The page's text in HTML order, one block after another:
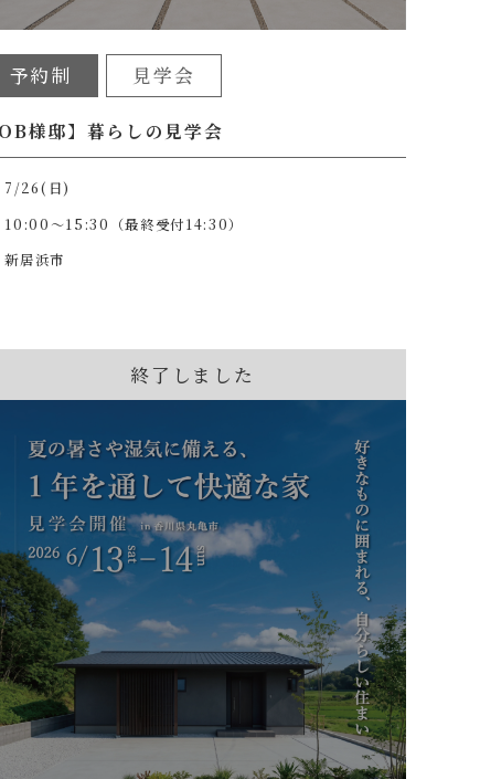
浜市坂井町
予約制 見学会
OB様邸】暮らしの見学会
7/26(日)
10:00～15:30（最終受付14:30）
新居浜市
終了しました